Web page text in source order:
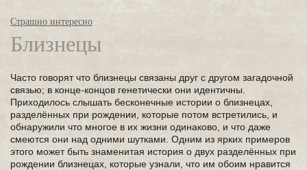
Страшно интересно
Близнецы
Часто говорят что близнецы связаны друг с другом загадочной
связью; в конце-концов генетически они идентичны.
Приходилось слышать бесконечные истории о близнецах,
разделённых при рождении, которые потом встретились, и
обнаружили что многое в их жизни одинаково, и что даже
смеются они над одними шутками. Одним из ярких примеров
этого может быть знаменитая история о двух разделённых при
рождении близнецах, которые узнали, что им обоим нравится